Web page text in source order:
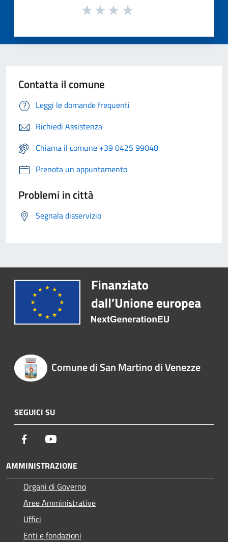
Contatta il comune
Leggi le domande frequenti
Richiedi Assistenza
Chiama il comune +39 0425 99048
Prenota un appuntamento
Problemi in città
Segnala disservizio
Comune di San Martino di Venezze
SEGUICI SU
Facebook
AMMINISTRAZIONE
Organi di Governo
Aree Amministrative
Uffici
Enti e fondazioni